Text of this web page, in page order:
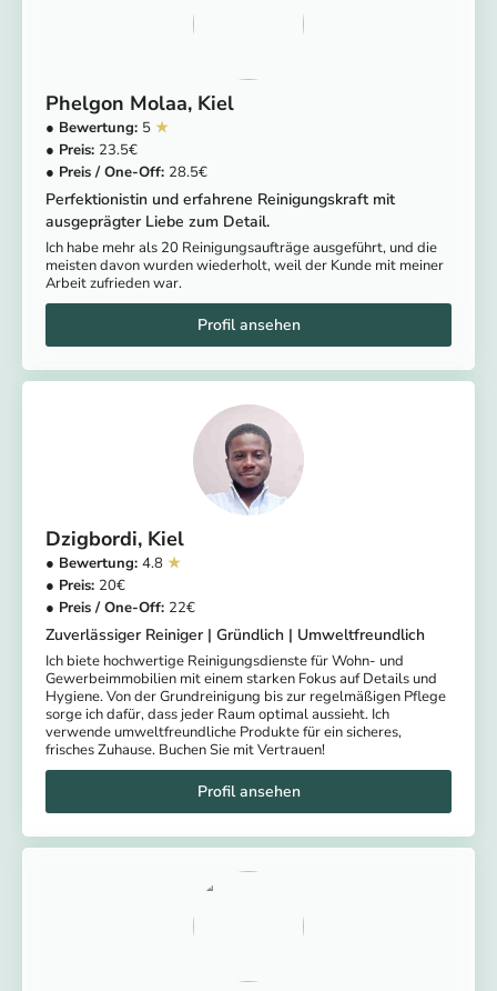
Phelgon Molaa Kiel
5
23.5
28.5
Perfektionistin und erfahrene Reinigungskraft mit
ausgeprägter Liebe zum Detail.
Ich habe mehr als 20 Reinigungsaufträge ausgeführt, und die
meisten davon wurden wiederholt, weil der Kunde mit meiner
Arbeit zufrieden war.
Dzigbordi Kiel
4.8
20
22
Zuverlässiger Reiniger | Gründlich | Umweltfreundlich
Ich biete hochwertige Reinigungsdienste für Wohn- und
Gewerbeimmobilien mit einem starken Fokus auf Details und
Hygiene. Von der Grundreinigung bis zur regelmäßigen Pflege
sorge ich dafür, dass jeder Raum optimal aussieht. Ich
verwende umweltfreundliche Produkte für ein sicheres,
frisches Zuhause. Buchen Sie mit Vertrauen!